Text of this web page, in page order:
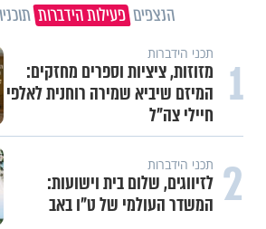
הנצפים פעילות הידברות
1 תכני הידברות
מזוזות, ציציות וספרים מחזקים:
המיזם שיביא שמירה רוחנית לאלפי
חיילי צה"ל
2 תכני הידברות
לזיווגים, שלום בית וישועות:
המשדר העולמי של ט"ו באב